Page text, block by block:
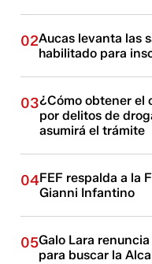
02Aucas levanta las
habilitado para
03¿Cómo obtener el
por delitos de
asumirá el trámite
04FEF respalda a la
Gianni Infantino
05Galo Lara
para buscar la